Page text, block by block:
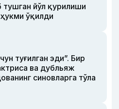
йўл қурилиши
ўқилди
туғилган эди”. Бир
ва дубльяж
синовларга тўла